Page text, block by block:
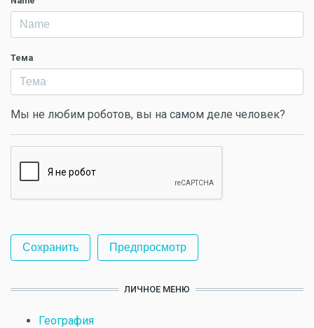
Тема
Мы не любим роботов, вы на самом деле человек?
ЛИЧНОЕ МЕНЮ
География